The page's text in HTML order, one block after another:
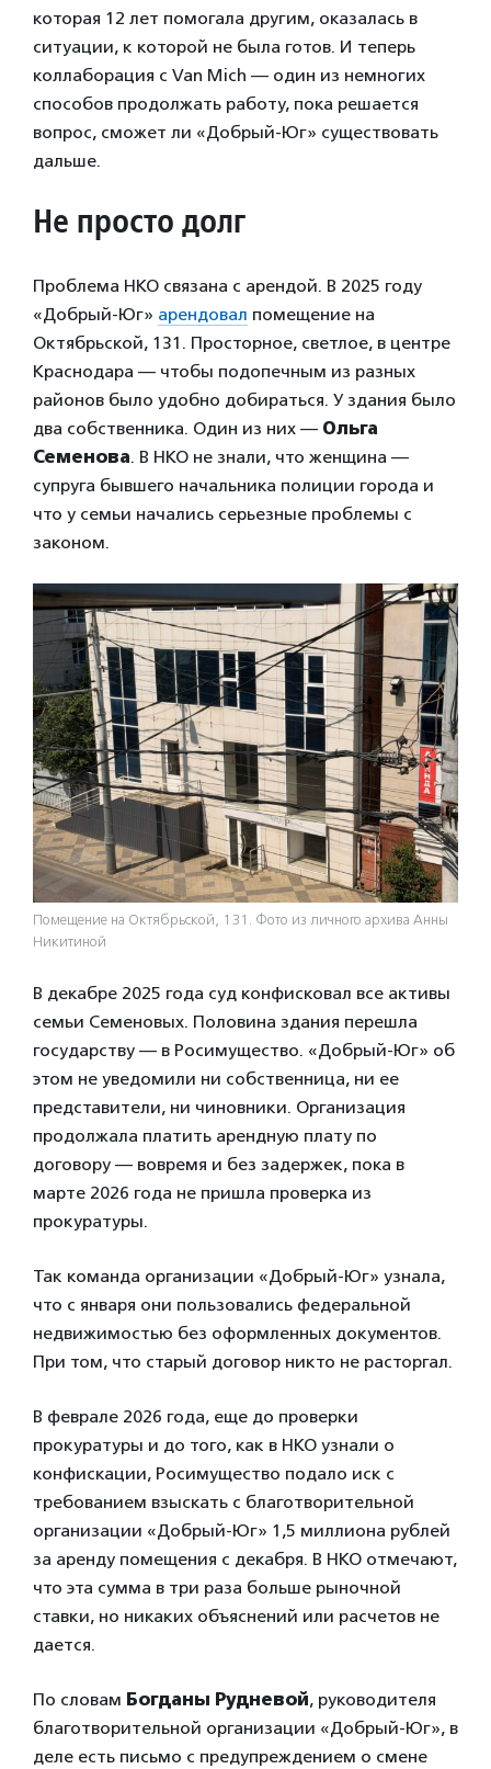
которая 12 лет помогала другим, оказалась в
ситуации, к которой не была готов. И теперь
коллаборация с Van Mich — один из немногих
способов продолжать работу, пока решается
вопрос, сможет ли «Добрый-Юг» существовать
дальше.
Не просто долг
Проблема НКО связана с арендой. В 2025 году
«Добрый-Юг» арендовал помещение на
Октябрьской, 131. Просторное, светлое, в центре
Краснодара — чтобы подопечным из разных
районов было удобно добираться. У здания было
два собственника. Один из них — Ольга
Семенова. В НКО не знали, что женщина —
супруга бывшего начальника полиции города и
что у семьи начались серьезные проблемы с
законом.
Помещение на Октябрьской, 131. Фото из личного архива Анны
Никитиной
В декабре 2025 года суд конфисковал все активы
семьи Семеновых. Половина здания перешла
государству — в Росимущество. «Добрый-Юг» об
этом не уведомили ни собственница, ни ее
представители, ни чиновники. Организация
продолжала платить арендную плату по
договору — вовремя и без задержек, пока в
марте 2026 года не пришла проверка из
прокуратуры.
Так команда организации «Добрый-Юг» узнала,
что с января они пользовались федеральной
недвижимостью без оформленных документов.
При том, что старый договор никто не расторгал.
В феврале 2026 года, еще до проверки
прокуратуры и до того, как в НКО узнали о
конфискации, Росимущество подало иск с
требованием взыскать с благотворительной
организации «Добрый-Юг» 1,5 миллиона рублей
за аренду помещения с декабря. В НКО отмечают,
что эта сумма в три раза больше рыночной
ставки, но никаких объяснений или расчетов не
дается.
По словам Богданы Рудневой, руководителя
благотворительной организации «Добрый-Юг», в
деле есть письмо с предупреждением о смене